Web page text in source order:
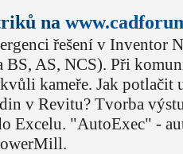
na
řešení v Inventor
BS, AS, NCS). Při
kvůli kameře. Jak
v Revitu? Tvorba
Excelu. "AutoExec" -